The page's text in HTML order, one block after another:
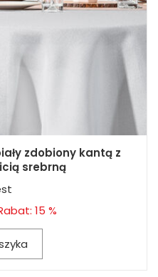
zdobiony kantą z
srebrną
15 %